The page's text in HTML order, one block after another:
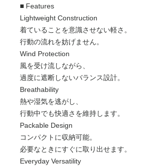
■ Features
Lightweight Construction
着ていることを意識させない軽さ。
行動の流れを妨げません。
Wind Protection
風を受け流しながら、
過度に遮断しないバランス設計。
Breathability
熱や湿気を逃がし、
行動中でも快適さを維持します。
Packable Design
コンパクトに収納可能。
必要なときにすぐに取り出せます。
Everyday Versatility